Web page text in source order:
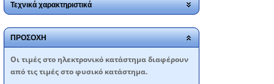
Τεχνικά χαρακτηριστικά
ΠΡΟΣΟΧΗ
Oι τιμές στο ηλεκτρονικό κατάστημα διαφέρουν
από τις τιμές στο φυσικό κατάστημα.